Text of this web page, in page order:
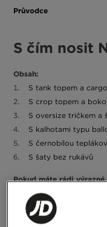
Průvodce
S čím nosit
Obsah:
S tank topem a
S crop topem a
S oversize tričkem a
S kalhotami typu
S černobílou
S šaty bez rukávů
Pokud máte rádi
bude pro vás otázka, s
tak i v případě, pokud
pohodlí po celý den.
a zároveň klasických